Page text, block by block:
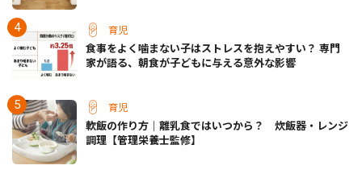
育児
食事をよく噛まない子はストレスを抱えやすい？ 専門
家が語る、朝食が子どもに与える意外な影響
育児
軟飯の作り方｜離乳食ではいつから？ 炊飯器・レンジ
調理【管理栄養士監修】